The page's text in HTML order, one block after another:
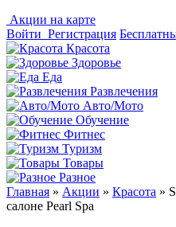
Акции на карте
Войти Регистрация
Красота
Здоровье
Еда
Развлечения
Авто/Мото
Обучение
Фитнес
Туризм
Товары
Разное
Главная » Акции » Красота »
салоне Pearl Spa